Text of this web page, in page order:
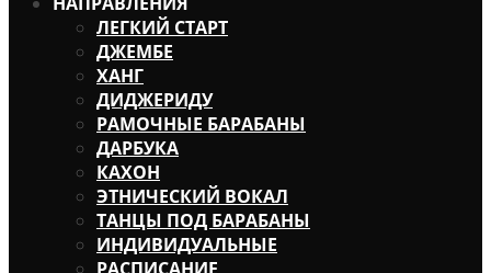
ЛЕГКИЙ СТАРТ
ДЖЕМБЕ
ХАНГ
ДИДЖЕРИДУ
РАМОЧНЫЕ БАРАБАНЫ
ДАРБУКА
КАХОН
ЭТНИЧЕСКИЙ ВОКАЛ
ТАНЦЫ ПОД БАРАБАНЫ
ИНДИВИДУАЛЬНЫЕ